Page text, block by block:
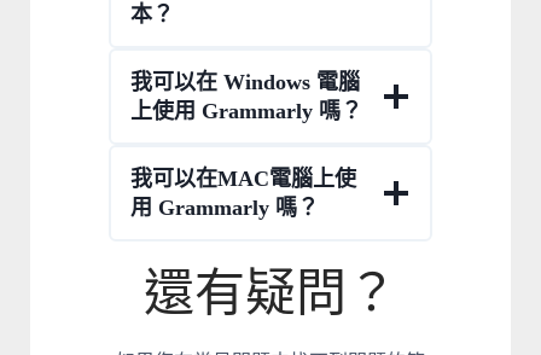
本？
我可以在 Windows 電腦
上使用 Grammarly 嗎？
我可以在MAC電腦上使
用 Grammarly 嗎？
還有疑問？